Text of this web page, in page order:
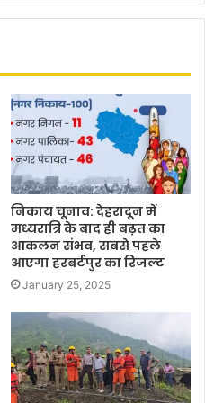
निकाय चूनाव: देहरादून में
मध्यरात्रि के बाद ही बढ़त का
आकलन संभव, सबसे पहले
आएगा हरबर्टपुर का रिजल्‍ट
January 25, 2025